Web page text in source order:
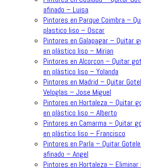
afinado – Luisa
Pintores en Parque Coimbra –
plastico liso – Oscar
Pintores en Galapagar – Quitar
en plástico liso – Mirian
Pintores en Alcorcon – Quitar
en plástico liso – Yolanda
Pintores en Madrid – Quitar
Veloglas – Jose Miguel
Pintores en Hortaleza – Quitar
en plástico liso – Alberto
Pintores en Camarma – Quitar
en plástico liso – Francisco
Pintores en Parla – Quitar
afinado – Angel
Pintores en Hortaleza –